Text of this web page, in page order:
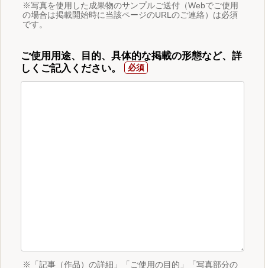
※写真を使用した成果物のサンプルご送付（Webでご使用
の場合は掲載開始時に当該ページのURLのご連絡）は必須
です。
ご使用用途、目的、具体的な掲載の形態など、詳
しくご記入ください。
※「記事（作品）の詳細」「ご使用の目的」「写真部分の